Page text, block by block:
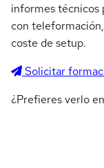
informes técnicos
con
coste de setup.
Solicitar
¿Prefieres verlo